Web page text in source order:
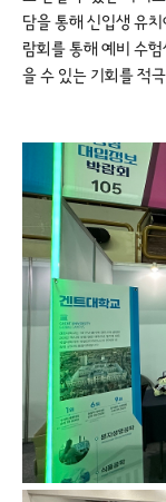
담을 통해 신입생 유
람회를 통해 예비 수
을 수 있는 기회를 적